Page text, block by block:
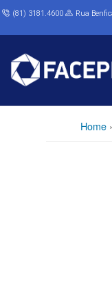
Home
(81) 3181.4600 Rua